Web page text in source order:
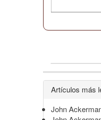
Detalles
del
Artículos más
John